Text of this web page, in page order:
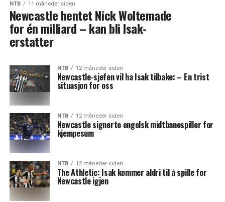
NTB 11 måneder siden
Newcastle hentet Nick Woltemade
for én milliard – kan bli Isak-
erstatter
NTB 12 måneder siden
Newcastle-sjefen vil ha Isak tilbake: – En trist
situasjon for oss
NTB 12 måneder siden
Newcastle signerte engelsk midtbanespiller for
kjempesum
NTB 12 måneder siden
The Athletic: Isak kommer aldri til å spille for
Newcastle igjen